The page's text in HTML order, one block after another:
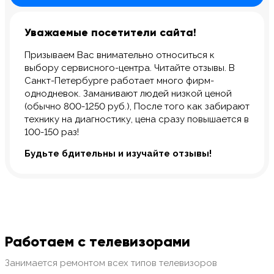
Уважаемые посетители сайта!
Призываем Вас внимательно относиться к
выбору сервисного-центра. Читайте отзывы. В
Санкт-Петербурге работает много фирм-
однодневок. Заманивают людей низкой ценой
(обычно 800-1250 руб.), После того как забирают
технику на диагностику, цена сразу повышается в
100-150 раз!
Будьте бдительны и изучайте отзывы!
Работаем с телевизорами
Занимается ремонтом всех типов телевизоров